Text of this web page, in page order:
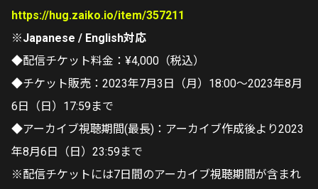
https://hug.zaiko.io/item/357211
※Japanese / English対応
◆配信チケット料金：¥4,000（税込）
◆チケット販売：2023年7月3日（月）18:00～2023年8月
6日（日）17:59まで
◆アーカイブ視聴期間(最長)：アーカイブ作成後より2023
年8月6日（日）23:59まで
※配信チケットには7日間のアーカイブ視聴期間が含まれ